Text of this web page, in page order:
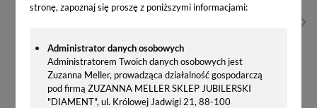
stronę, zapoznaj się proszę z poniższymi informacjami:
Administrator danych osobowych
Administratorem Twoich danych osobowych jest
Zuzanna Meller, prowadząca działalność gospodarczą
pod firmą ZUZANNA MELLER SKLEP JUBILERSKI
"DIAMENT", ul. Królowej Jadwigi 21, 88-100